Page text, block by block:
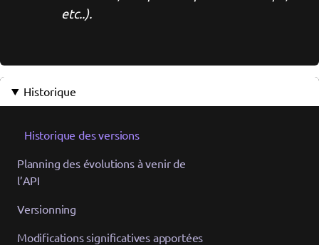
etc..).
Historique
Historique des versions
Planning des évolutions à venir de
l’API
Versionning
Modifications significatives apportées